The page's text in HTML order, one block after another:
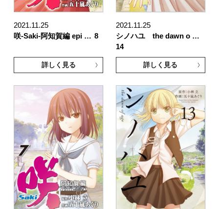
2021.11.25
咲-Saki-阿知賀編 epi … 8
詳しく見る
2021.11.25
シノハユ the dawn o …
14
詳しく見る